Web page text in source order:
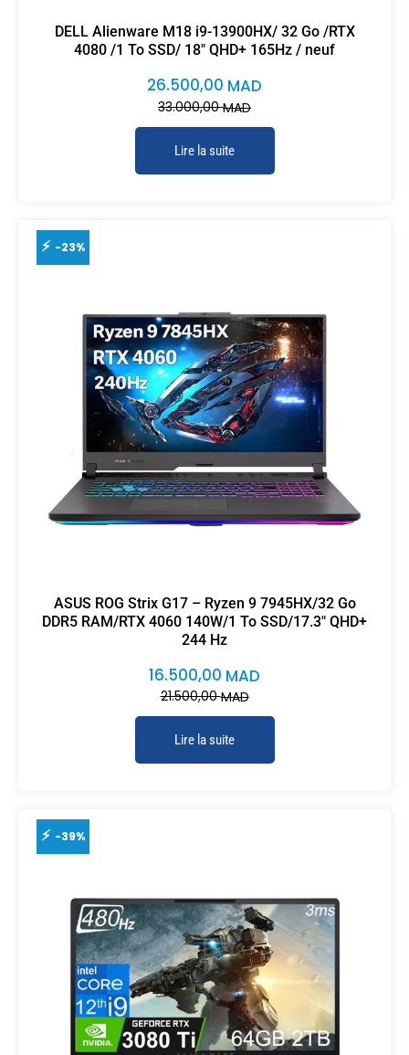
DELL Alienware M18 i9-13900HX/ 32 Go /RTX
4080 /1 To SSD/ 18″ QHD+ 165Hz / neuf
33.000,00MAD
26.500,00 MAD
Lire la suite
-23%
ASUS ROG Strix G17 – Ryzen 9 7945HX/32 Go
DDR5 RAM/RTX 4060 140W/1 To SSD/17.3″ QHD+
244 Hz
21.500,00MAD
16.500,00 MAD
Lire la suite
-39%